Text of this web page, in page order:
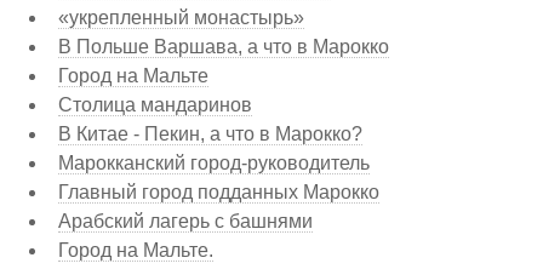
«укрепленный монастырь»
В Польше Варшава, а что в Марокко
Город на Мальте
Столица мандаринов
В Китае - Пекин, а что в Марокко?
Марокканский город-руководитель
Главный город подданных Марокко
Арабский лагерь с башнями
Город на Мальте.